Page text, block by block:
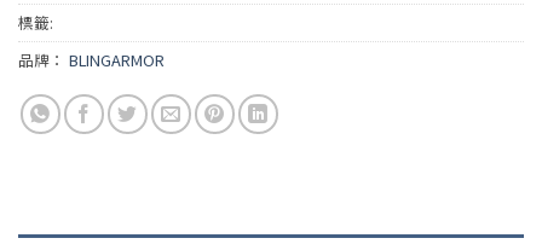
標籤:
品牌： BLINGARMOR